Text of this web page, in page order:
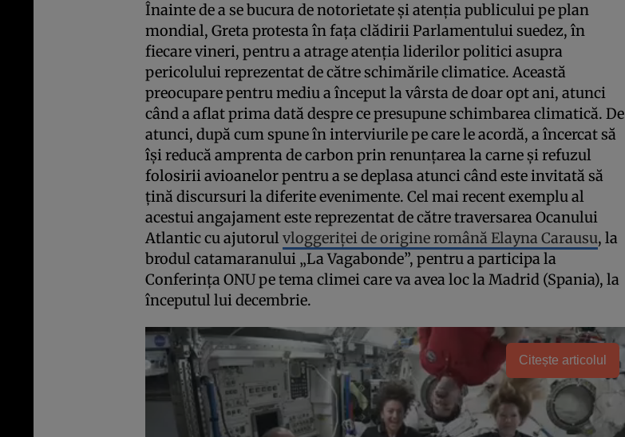
Înainte de a se bucura de notorietate şi atenţia publicului pe plan
mondial, Greta protesta în faţa clădirii Parlamentului suedez, în
fiecare vineri, pentru a atrage atenţia liderilor politici asupra
pericolului reprezentat de către schimările climatice. Această
preocupare pentru mediu a început la vârsta de doar opt ani, atunci
când a aflat prima dată despre ce presupune schimbarea climatică. De
atunci, după cum spune în interviurile pe care le acordă, a încercat să
îşi reducă amprenta de carbon prin renunţarea la carne şi refuzul
folosirii avioanelor pentru a se deplasa atunci când este invitată să
ţină discursuri la diferite evenimente. Cel mai recent exemplu al
acestui angajament este reprezentat de către traversarea Ocanului
Atlantic cu ajutorulvloggeriţei de origine română Elayna Carausu, la
brodul catamaranului „La Vagabonde”, pentru a participa la
Conferinţa ONU pe tema climei care va avea loc la Madrid (Spania), la
începutul lui decembrie.
Citește articolul